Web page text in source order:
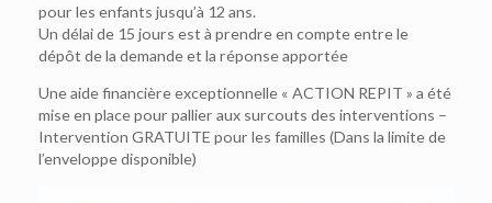
pour les enfants jusqu’à 12 ans.
Un délai de 15 jours est à prendre en compte entre le
dépôt de la demande et la réponse apportée
Une aide financière exceptionnelle « ACTION REPIT » a été
mise en place pour pallier aux surcouts des interventions –
Intervention GRATUITE pour les familles (Dans la limite de
l’enveloppe disponible)